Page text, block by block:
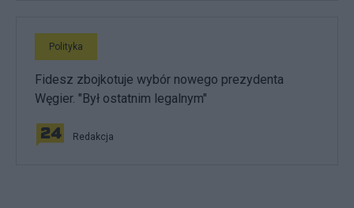
Polityka
Fidesz zbojkotuje wybór nowego prezydenta
Węgier. "Był ostatnim legalnym"
Redakcja